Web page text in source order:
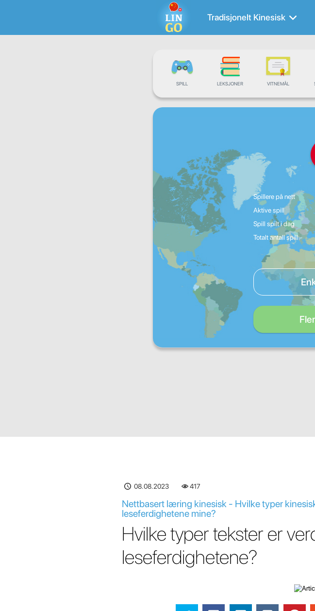
Tradisjonelt Kinesisk
SPILL LEKSJONER VITNEMÅL
Spillere på nett
Aktive spill
Spill spilt i dag
Totalt antall spill
08.08.2023 417
Nettbasert læring kinesisk - Hvilke typer
leseferdighetene mine?
Hvilke typer tekster er
leseferdighetene?